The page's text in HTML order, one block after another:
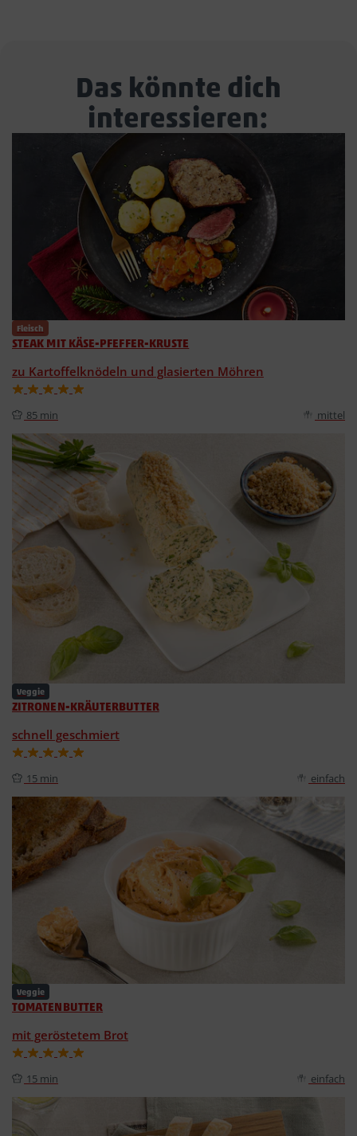
Das könnte dich
interessieren:
Fleisch
STEAK MIT KÄSE-PFEFFER-KRUSTE
zu Kartoffelknödeln und glasierten Möhren
85 min mittel
Veggie
ZITRONEN-KRÄUTERBUTTER
schnell geschmiert
15 min einfach
Veggie
TOMATENBUTTER
mit geröstetem Brot
15 min einfach